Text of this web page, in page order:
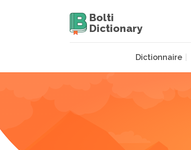
Bolti
Dictionary
Dictionnaire